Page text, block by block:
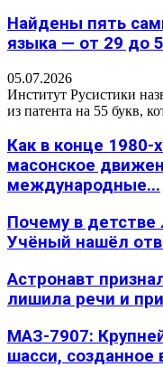
Найдены пять
языка — от 29 до
05.07.2026
Институт Русистики
из патента на 55 букв,
Как в конце 1980-
масонское
международные...
Почему в детстве
Учёный нашёл
Астронавт
лишила речи и
МАЗ-7907:
шасси, созданное